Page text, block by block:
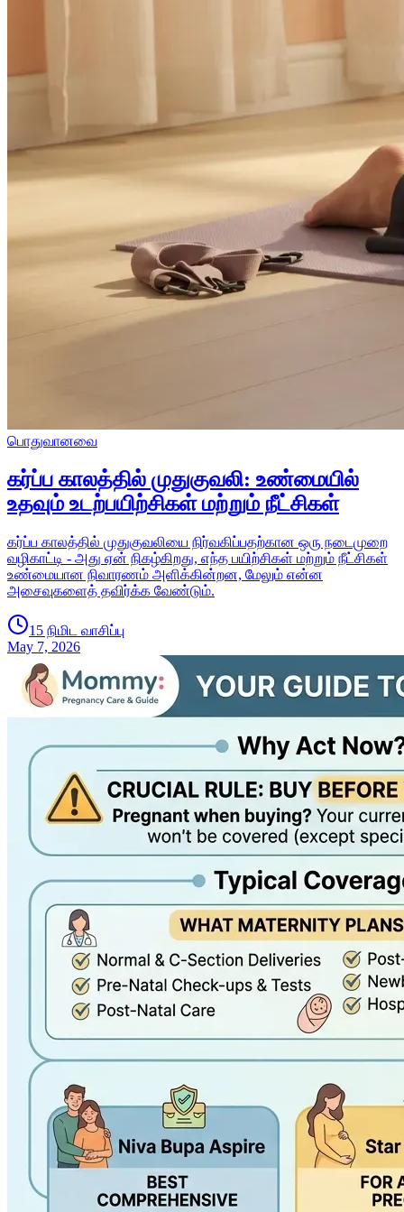
பொதுவானவை
கர்ப்ப காலத்தில் முதுகுவலி: உண்மையில்
உதவும் உடற்பயிற்சிகள் மற்றும் நீட்சிகள்
கர்ப்ப காலத்தில் முதுகுவலியை நிர்வகிப்பதற்கான ஒரு நடைமுறை
வழிகாட்டி - அது ஏன் நிகழ்கிறது, எந்த பயிற்சிகள் மற்றும் நீட்சிகள்
உண்மையான நிவாரணம் அளிக்கின்றன, மேலும் என்ன
அசைவுகளைத் தவிர்க்க வேண்டும்.
15 நிமிட வாசிப்பு
May 7, 2026